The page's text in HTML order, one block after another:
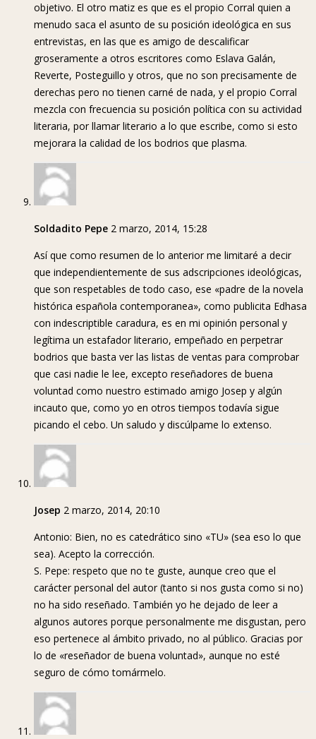
objetivo. El otro matiz es que es el propio Corral quien a
menudo saca el asunto de su posición ideológica en sus
entrevistas, en las que es amigo de descalificar
groseramente a otros escritores como Eslava Galán,
Reverte, Posteguillo y otros, que no son precisamente de
derechas pero no tienen carné de nada, y el propio Corral
mezcla con frecuencia su posición política con su actividad
literaria, por llamar literario a lo que escribe, como si esto
mejorara la calidad de los bodrios que plasma.
Soldadito Pepe 2 marzo, 2014, 15:28
Así que como resumen de lo anterior me limitaré a decir
que independientemente de sus adscripciones ideológicas,
que son respetables de todo caso, ese «padre de la novela
histórica española contemporanea», como publicita Edhasa
con indescriptible caradura, es en mi opinión personal y
legítima un estafador literario, empeñado en perpetrar
bodrios que basta ver las listas de ventas para comprobar
que casi nadie le lee, excepto reseñadores de buena
voluntad como nuestro estimado amigo Josep y algún
incauto que, como yo en otros tiempos todavía sigue
picando el cebo. Un saludo y discúlpame lo extenso.
Josep 2 marzo, 2014, 20:10
Antonio: Bien, no es catedrático sino «TU» (sea eso lo que
sea). Acepto la corrección.
S. Pepe: respeto que no te guste, aunque creo que el
carácter personal del autor (tanto si nos gusta como si no)
no ha sido reseñado. También yo he dejado de leer a
algunos autores porque personalmente me disgustan, pero
eso pertenece al ámbito privado, no al público. Gracias por
lo de «reseñador de buena voluntad», aunque no esté
seguro de cómo tomármelo.